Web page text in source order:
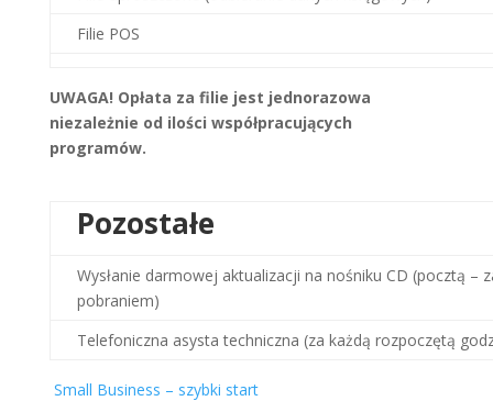
Filie POS
UWAGA! Opłata za filie jest jednorazowa
niezależnie od ilości współpracujących
programów.
Pozostałe
Wysłanie darmowej aktualizacji na nośniku CD (pocztą –
pobraniem)
Telefoniczna asysta techniczna (za każdą rozpoczętą
Small Business – szybki start